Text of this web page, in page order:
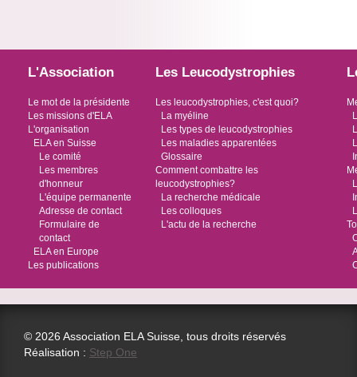
L'Association
Le mot de la présidente
Les missions d'ELA
L'organisation
ELA en Suisse
Le comité
Les membres
d'honneur
L'équipe permanente
Adresse de contact
Formulaire de
contact
ELA en Europe
Les publications
Les Leucodystrophies
Les leucodystrophies, c'est quoi?
La myéline
Les types de leucodystrophies
Les maladies apparentées
Glossaire
Comment combattre les
leucodystrophies?
La recherche médicale
Les colloques
L'actu de la recherche
© 2026 Association ELA Suisse, tous droits réservés
Réalisation : Step One